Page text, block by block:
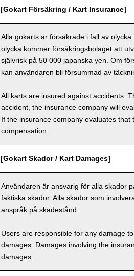
[Gokart Försäkring / Kart Insurance]
Alla gokarts är försäkrade i fall av
olycka kommer försäkringsbolaget att
självrisk på 50 000 japanska yen. Om
kan användaren bli försummad av
All karts are insured against accidents.
accident, the insurance company will
If the insurance company evaluates
compensation.
[Gokart Skador / Kart Damages]
Användaren är ansvarig för alla skador
faktiska skador. Alla skador som
anspråk på skadestånd.
Users are responsible for any damage
damages. Damages involving the
damages.